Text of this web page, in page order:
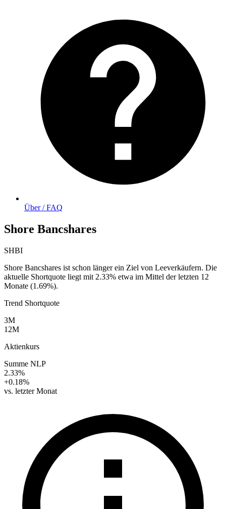
Über / FAQ
Shore Bancshares
SHBI
Shore Bancshares ist schon länger ein Ziel von Leeverkäufern. Die
aktuelle Shortquote liegt mit 2.33% etwa im Mittel der letzten 12
Monate (1.69%).
Trend Shortquote
3M
12M
Aktienkurs
Summe NLP
2.33%
+0.18%
vs. letzter Monat